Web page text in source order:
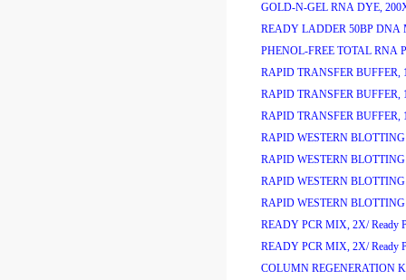
GOLD-N-GEL RNA DYE,
READY LADDER 50BP DNA
PHENOL-FREE TOTAL RNA
RAPID TRANSFER BUFFER,
RAPID TRANSFER BUFFER,
RAPID TRANSFER BUFFER,
RAPID WESTERN
RAPID WESTERN
RAPID WESTERN
RAPID WESTERN
READY PCR MIX, 2X/ Ready
READY PCR MIX, 2X/ Ready
COLUMN REGENERATION